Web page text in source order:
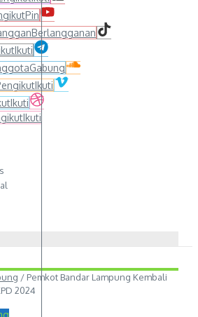
Pin
Berlangganan
Ikuti
Gabung
Ikuti
Ikuti
Ikuti
/ Pemkot Bandar Lampung Kembali
2024